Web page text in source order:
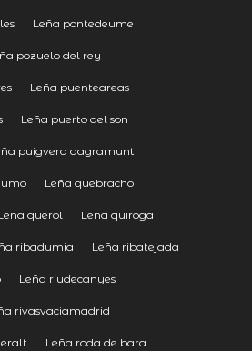
Leña pontedeume
pozuelo del rey
Leña puenteareas
Leña puerto del son
puigverd dagramunt
Leña quebracho
querol Leña quiroga
ribadumia Leña ribatejada
Leña riudecanyes
rivasvaciamadrid
Leña roda de bara